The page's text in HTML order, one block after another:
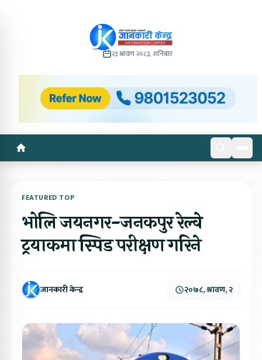
२३ श्रावण २०८३, शनिबार
FEATURED TOP
भोलि जयनगर-जनकपुर रेल्वे
ट्रयाकमा स्पिड परीक्षण गरिने
जानकारी केन्द्र २०७८, श्रावण, २